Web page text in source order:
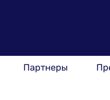
Партнеры